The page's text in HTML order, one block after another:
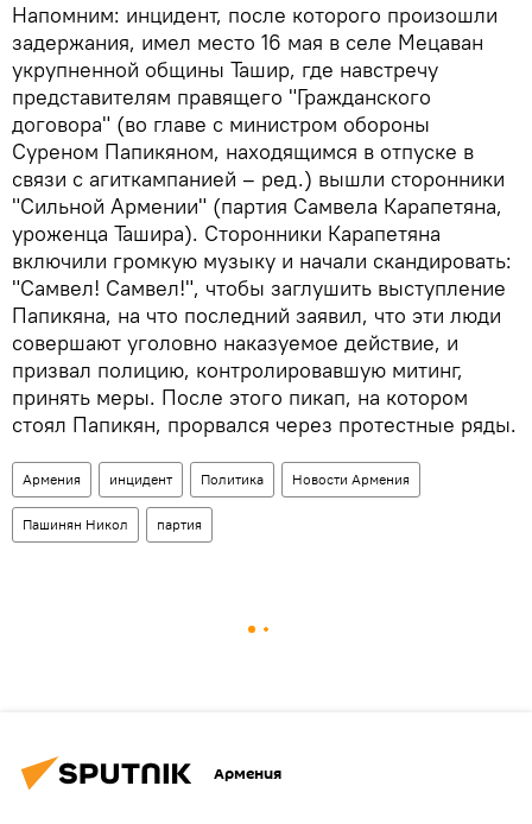
Напомним: инцидент, после которого произошли
задержания, имел место 16 мая в селе Мецаван
укрупненной общины Ташир, где навстречу
представителям правящего "Гражданского
договора" (во главе с министром обороны
Суреном Папикяном, находящимся в отпуске в
связи с агиткампанией – ред.) вышли сторонники
"Сильной Армении" (партия Самвела Карапетяна,
уроженца Ташира). Сторонники Карапетяна
включили громкую музыку и начали скандировать:
"Самвел! Самвел!", чтобы заглушить выступление
Папикяна, на что последний заявил, что эти люди
совершают уголовно наказуемое действие, и
призвал полицию, контролировавшую митинг,
принять меры. После этого пикап, на котором
стоял Папикян, прорвался через протестные ряды.
Армения инцидент Политика Новости Армения
Пашинян Никол партия
Армения